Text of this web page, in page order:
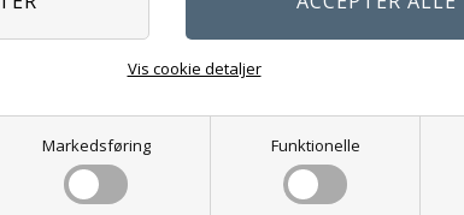
Markedsføring Funktionelle
Vis cookie detaljer
24,00DKK